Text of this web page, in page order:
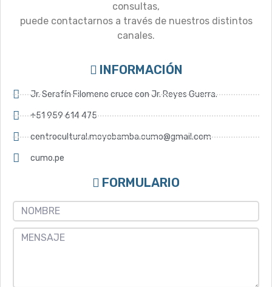
consultas,
puede contactarnos a través de nuestros distintos
canales.
INFORMACIÓN
Jr. Serafín Filomeno cruce con Jr. Reyes Guerra.
+51 959 614 475
centrocultural.moyobamba.cumo@gmail.com
cumo.pe
FORMULARIO